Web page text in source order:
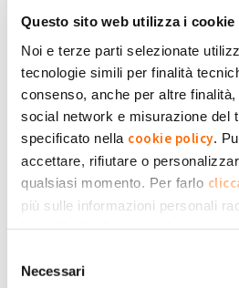
Questo sito web utilizza i cookie
Noi e terze parti selezionate
tecnologie simili per finalità
consenso, anche per altre
social network e misurazione del
specificato nella cookie policy .
accettare, rifiutare o
qualsiasi momento. Per farlo
più sulle informazioni personali
le quali tali informazioni saranno
delNecessari
lescaffi
Submitted by lescaffi on Sab, 23/07/2022 -
+1
0 -1
Torna Su
Dom, 24/07/2022 - 13:50 (Reply to #7)
Raffaele5
Il GSE per ssp ha una
immessa e quella prelevata